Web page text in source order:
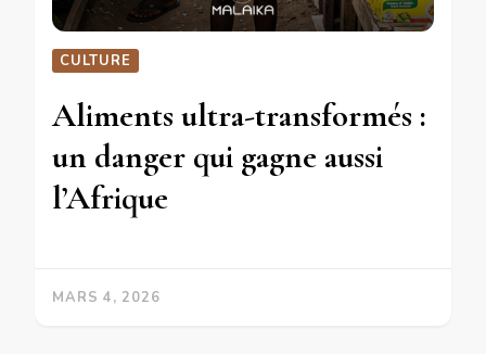
CULTURE
Aliments ultra-transformés :
un danger qui gagne aussi
l’Afrique
MARS 4, 2026